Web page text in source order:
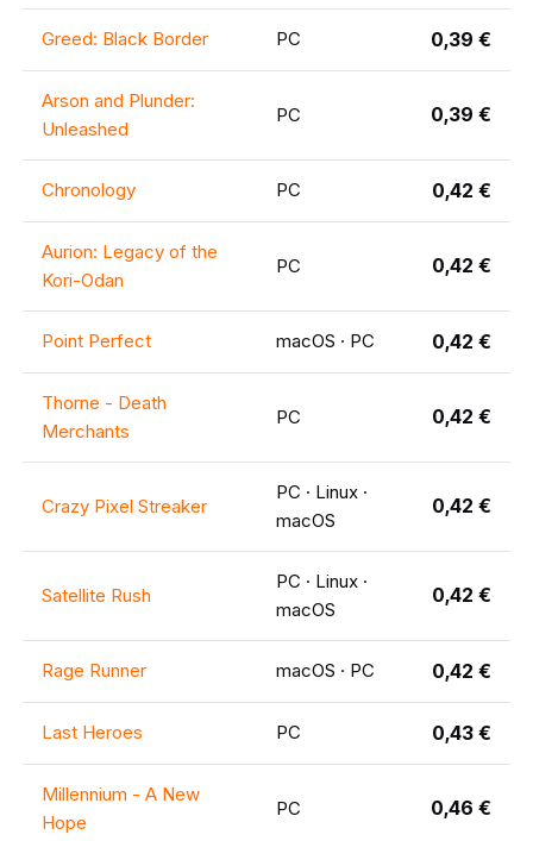
Greed: Black Border PC 0,39 €
Arson and Plunder:
Unleashed
PC 0,39 €
Chronology PC 0,42 €
Aurion: Legacy of the
Kori-Odan
PC 0,42 €
Point Perfect macOS · PC 0,42 €
Thorne - Death
Merchants
PC 0,42 €
Crazy Pixel Streaker
PC · Linux ·
macOS
0,42 €
Satellite Rush
PC · Linux ·
macOS
0,42 €
Rage Runner macOS · PC 0,42 €
Last Heroes PC 0,43 €
Millennium - A New
Hope
PC 0,46 €